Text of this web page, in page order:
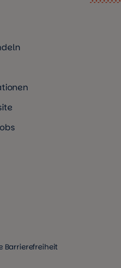
Barrierefreiheit